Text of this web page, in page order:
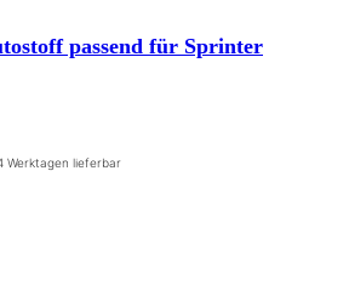
passend für Sprinter
Werktagen lieferbar